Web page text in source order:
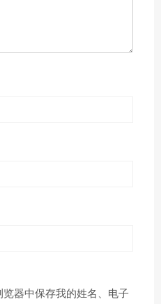
器中保存我的姓名、电子